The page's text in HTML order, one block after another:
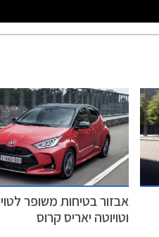
אבזור בטיחות משופר
וטויוטה יאריס קרוס